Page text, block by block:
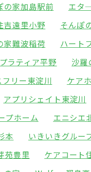
の家加島駅前 エタ
吉遠里小野 そんぽ
家難波稲荷
ハート
ラティア平野 沙羅
フリー東淀川 ケア
アプリシェイト東淀川
プホーム エニシエ
本
いきいきグル
苑豊里 ケアコート